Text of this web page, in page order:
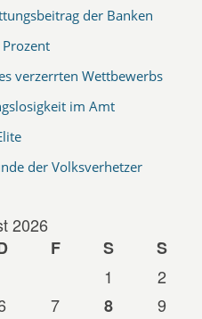
der Banken
verzerrten Wettbewerbs
im Amt
der Volksverhetzer
2026
F S
S
1
2
7 8
9